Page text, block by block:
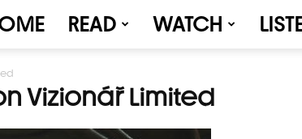
READ WATCH
Vizionář Limited